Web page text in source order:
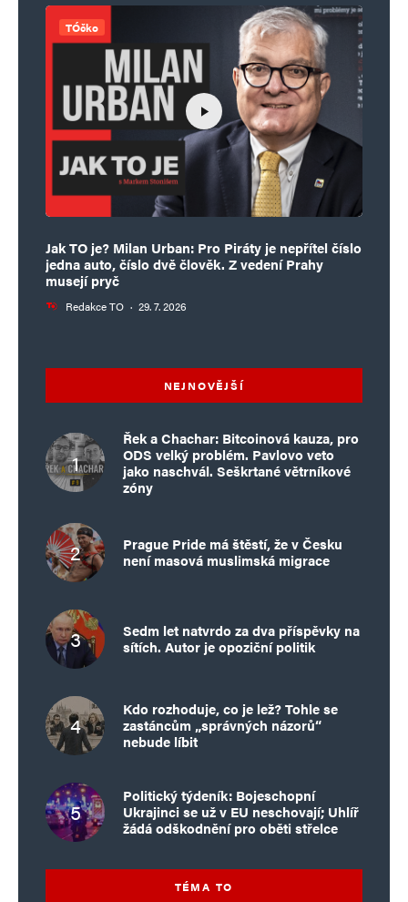
TÓčko
Jak TO je? Milan Urban: Pro Piráty je nepřítel číslo
jedna auto, číslo dvě člověk. Z vedení Prahy
musejí pryč
Redakce TO · 29. 7. 2026
NEJNOVĚJŠÍ
Řek a Chachar: Bitcoinová kauza, pro
ODS velký problém. Pavlovo veto
jako naschvál. Seškrtané větrníkové
zóny
Prague Pride má štěstí, že v Česku
není masová muslimská migrace
Sedm let natvrdo za dva příspěvky na
sítích. Autor je opoziční politik
Kdo rozhoduje, co je lež? Tohle se
zastáncům „správných názorů“
nebude líbit
Politický týdeník: Bojeschopní
Ukrajinci se už v EU neschovají; Uhlíř
žádá odškodnění pro oběti střelce
TÉMA TO